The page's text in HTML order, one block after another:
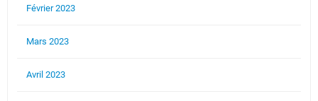
Février 2023
Mars 2023
Avril 2023